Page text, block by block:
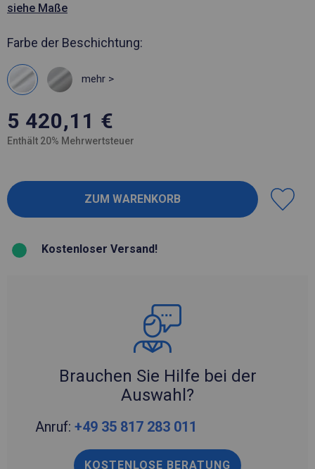
siehe Maße
Farbe der Beschichtung:
mehr >
5 420,11 €
Enthält 20% Mehrwertsteuer
Kostenloser Versand!
Brauchen Sie Hilfe bei der
Auswahl?
Anruf: +49 35 817 283 011
KOSTENLOSE BERATUNG